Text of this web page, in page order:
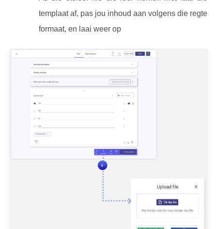
templaat af, pas jou inhoud aan volgens die regte
formaat, en laai weer op